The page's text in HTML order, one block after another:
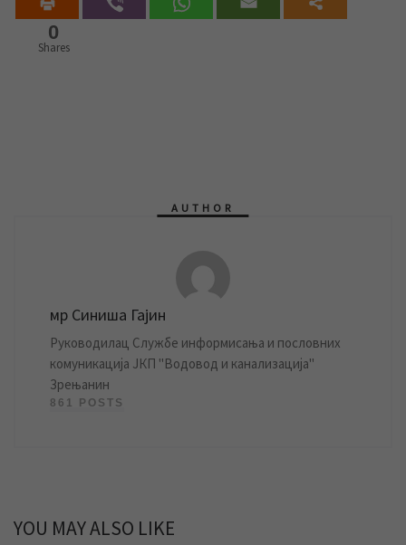
0
Shares
AUTHOR
мр Синиша Гајин
Руководилац Службе информисања и пословних
комуникација ЈКП "Водовод и канализација"
Зрењанин
861 POSTS
YOU MAY ALSO LIKE